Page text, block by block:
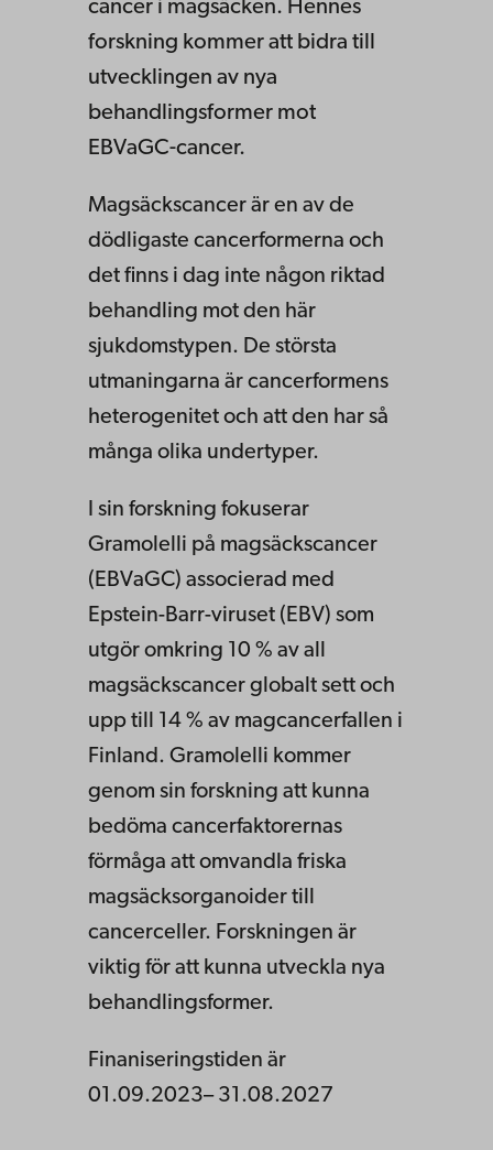
cancer i magsäcken. Hennes
forskning kommer att bidra till
utvecklingen av nya
behandlingsformer mot
EBVaGC-cancer.
Magsäckscancer är en av de
dödligaste cancerformerna och
det finns i dag inte någon riktad
behandling mot den här
sjukdomstypen. De största
utmaningarna är cancerformens
heterogenitet och att den har så
många olika undertyper.
I sin forskning fokuserar
Gramolelli på magsäckscancer
(EBVaGC) associerad med
Epstein-Barr-viruset (EBV) som
utgör omkring 10 % av all
magsäckscancer globalt sett och
upp till 14 % av magcancerfallen i
Finland. Gramolelli kommer
genom sin forskning att kunna
bedöma cancerfaktorernas
förmåga att omvandla friska
magsäcksorganoider till
cancerceller. Forskningen är
viktig för att kunna utveckla nya
behandlingsformer.
Finaniseringstiden är
01.09.2023– 31.08.2027